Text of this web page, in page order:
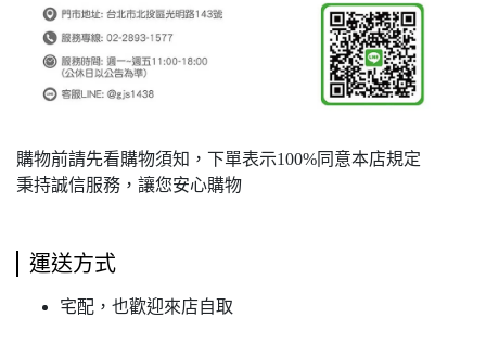
購物前請先看購物須知，下單表示100%同意本店規定
秉持誠信服務，讓您安心購物
運送方式
宅配，也歡迎來店自取